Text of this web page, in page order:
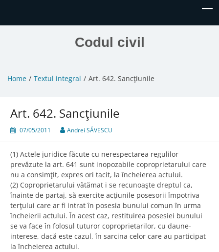
Codul civil
Home Textul integral Art. 642. Sancţiunile
Art. 642. Sancţiunile
07/05/2011 Andrei SĂVESCU
(1) Actele juridice făcute cu nerespectarea regulilor
prevăzute la art. 641 sunt inopozabile coproprietarului care
nu a consimţit, expres ori tacit, la încheierea actului.
(2) Coproprietarului vătămat i se recunoaşte dreptul ca,
înainte de partaj, să exercite acţiunile posesorii împotriva
terţului care ar fi intrat în posesia bunului comun în urma
încheierii actului. În acest caz, restituirea posesiei bunului
se va face în folosul tuturor coproprietarilor, cu daune-
interese, dacă este cazul, în sarcina celor care au participat
la încheierea actului.